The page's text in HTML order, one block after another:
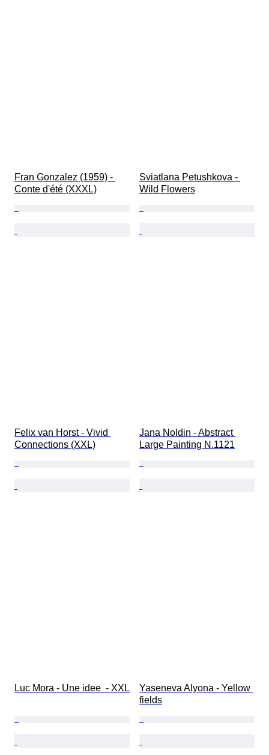
Fran Gonzalez (1959) -
Conte d'été (XXXL)
Sviatlana Petushkova -
Wild Flowers
Felix van Horst - Vivid
Connections (XXL)
Jana Noldin - Abstract
Large Painting N.1121
Luc Mora - Une idee  - XXL
Yaseneva Alyona - Yellow
fields